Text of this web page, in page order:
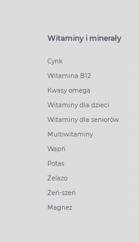
Witaminy i minerały
Cynk
Witamina B12
Kwasy omega
Witaminy dla dzieci
Witaminy dla seniorów
Multiwitaminy
Wapń
Potas
Żelazo
Żeń-szeń
Magnez